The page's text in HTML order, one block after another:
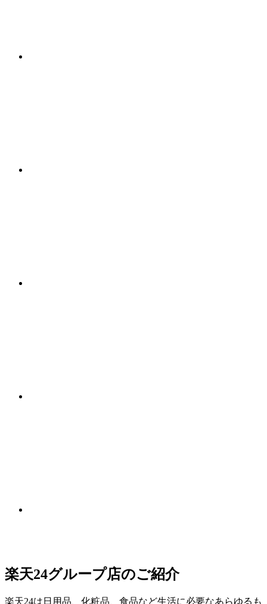
楽天24グループ店のご紹介
楽天24は日用品、化粧品、食品など生活に必要なあらゆるも